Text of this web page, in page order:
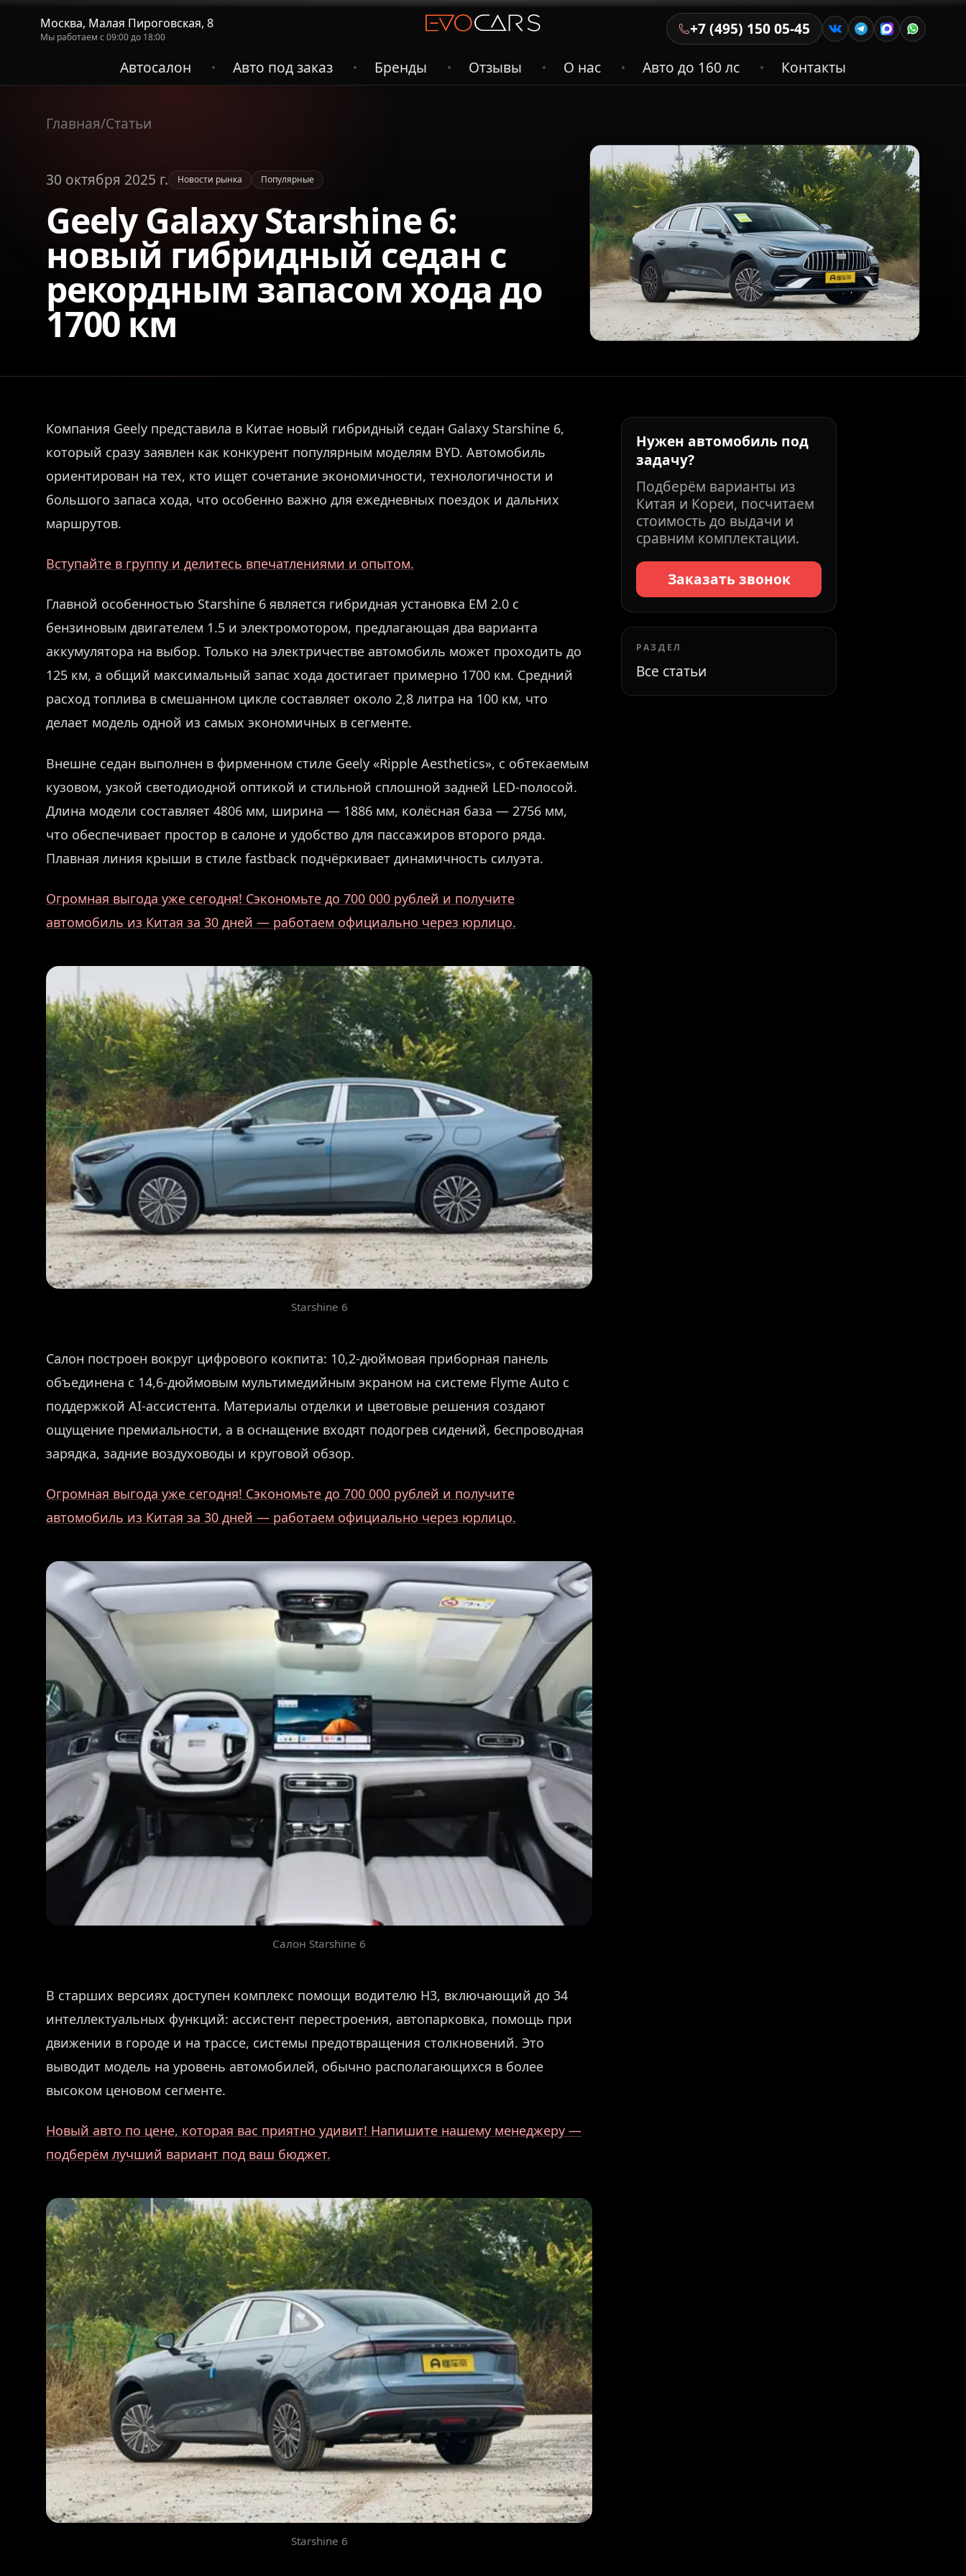
Москва, Малая Пироговская, 8
Мы работаем с 09:00 до 18:00
+7 (495) 150 05-45
Автосалон
• Авто под заказ • Бренды • Отзывы • О нас • Авто до 160 лс • Контакты
Главная/Статьи
30 октября 2025 г. Новости рынка Популярные
Geely Galaxy Starshine 6:
новый гибридный седан с
рекордным запасом хода до
1700 км
Компания Geely представила в Китае новый гибридный седан Galaxy Starshine 6,
который сразу заявлен как конкурент популярным моделям BYD. Автомобиль
ориентирован на тех, кто ищет сочетание экономичности, технологичности и
большого запаса хода, что особенно важно для ежедневных поездок и дальних
маршрутов.
Вступайте в группу и делитесь впечатлениями и опытом.
Главной особенностью Starshine 6 является гибридная установка EM 2.0 с
бензиновым двигателем 1.5 и электромотором, предлагающая два варианта
аккумулятора на выбор. Только на электричестве автомобиль может проходить до
125 км, а общий максимальный запас хода достигает примерно 1700 км. Средний
расход топлива в смешанном цикле составляет около 2,8 литра на 100 км, что
делает модель одной из самых экономичных в сегменте.
Внешне седан выполнен в фирменном стиле Geely «Ripple Aesthetics», с обтекаемым
кузовом, узкой светодиодной оптикой и стильной сплошной задней LED-полосой.
Длина модели составляет 4806 мм, ширина — 1886 мм, колёсная база — 2756 мм,
что обеспечивает простор в салоне и удобство для пассажиров второго ряда.
Плавная линия крыши в стиле fastback подчёркивает динамичность силуэта.
Огромная выгода уже сегодня! Сэкономьте до 700 000 рублей и получите
автомобиль из Китая за 30 дней — работаем официально через юрлицо.
Starshine 6
Салон построен вокруг цифрового кокпита: 10,2-дюймовая приборная панель
объединена с 14,6-дюймовым мультимедийным экраном на системе Flyme Auto с
поддержкой AI-ассистента. Материалы отделки и цветовые решения создают
ощущение премиальности, а в оснащение входят подогрев сидений, беспроводная
зарядка, задние воздуховоды и круговой обзор.
Огромная выгода уже сегодня! Сэкономьте до 700 000 рублей и получите
автомобиль из Китая за 30 дней — работаем официально через юрлицо.
Салон Starshine 6
В старших версиях доступен комплекс помощи водителю H3, включающий до 34
интеллектуальных функций: ассистент перестроения, автопарковка, помощь при
движении в городе и на трассе, системы предотвращения столкновений. Это
выводит модель на уровень автомобилей, обычно располагающихся в более
высоком ценовом сегменте.
Новый авто по цене, которая вас приятно удивит! Напишите нашему менеджеру —
подберём лучший вариант под ваш бюджет.
Starshine 6
Нужен автомобиль под
задачу?
Подберём варианты из
Китая и Кореи, посчитаем
стоимость до выдачи и
сравним комплектации.
Заказать звонок
РАЗДЕЛ
Все статьи